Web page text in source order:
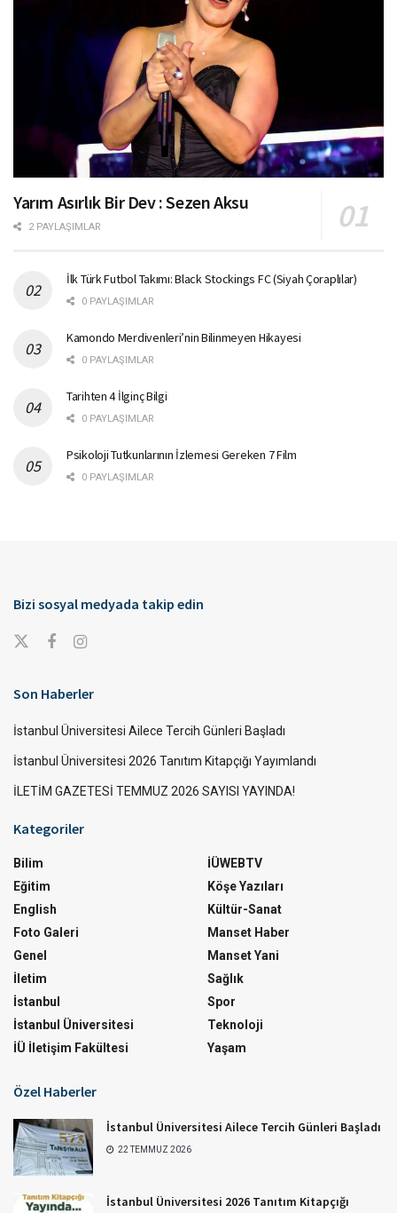
Yarım Asırlık Bir Dev : Sezen Aksu
2 PAYLAŞIMLAR
İlk Türk Futbol Takımı: Black Stockings FC (Siyah Çoraplılar)
0 PAYLAŞIMLAR
Kamondo Merdivenleri’nin Bilinmeyen Hikayesi
0 PAYLAŞIMLAR
Tarihten 4 İlginç Bilgi
0 PAYLAŞIMLAR
Psikoloji Tutkunlarının İzlemesi Gereken 7 Film
0 PAYLAŞIMLAR
Bizi sosyal medyada takip edin
Son Haberler
İstanbul Üniversitesi Ailece Tercih Günleri Başladı
İstanbul Üniversitesi 2026 Tanıtım Kitapçığı Yayımlandı
İLETİM GAZETESİ TEMMUZ 2026 SAYISI YAYINDA!
Kategoriler
Bilim
Eğitim
English
Foto Galeri
Genel
İletim
İstanbul
İstanbul Üniversitesi
İÜ İletişim Fakültesi
İÜWEBTV
Köşe Yazıları
Kültür-Sanat
Manset Haber
Manset Yani
Sağlık
Spor
Teknoloji
Yaşam
Özel Haberler
İstanbul Üniversitesi Ailece Tercih Günleri Başladı
22 TEMMUZ 2026
İstanbul Üniversitesi 2026 Tanıtım Kitapçığı